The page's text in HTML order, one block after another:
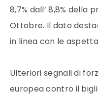
8,7% dall’ 8,8% della
Ottobre. Il dato
in linea con le
Ulteriori segnali di
europea contro il